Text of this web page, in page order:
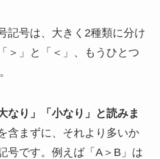
記号は、大きく2種類に分け
＞」と「＜」、もうひとつ
なり」「小なり」と読みま
含まずに、それより多いか
号です。例えば「A＞B」は